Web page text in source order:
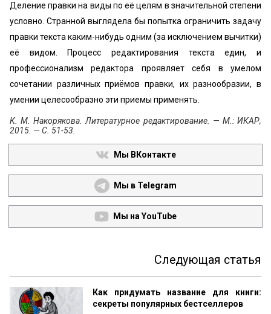
Деление правки на виды по её целям в значительной степени
условно. Странной выглядела бы попытка ограничить задачу
правки текста каким-нибудь одним (за исключением вычитки)
её видом. Процесс редактирования текста един, и
профессионализм редактора проявляет себя в умелом
сочетании различных приёмов правки, их разнообразии, в
умении целесообразно эти приемы применять.
К. М. Накорякова. Литературное редактирование. — М.: ИКАР,
2015. — С. 51-53.
Мы ВКонтакте
Мы в Telegram
Мы на YouTube
Следующая статья
Как придумать название для книги:
секреты популярных бестселлеров